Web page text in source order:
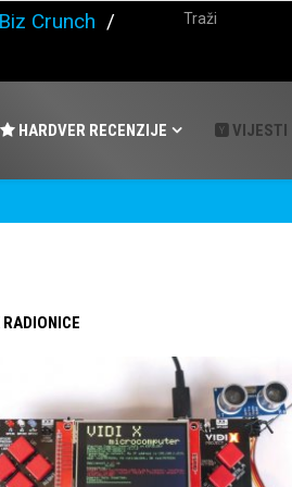
Crunch /
HARDVER RECENZIJE VIJESTI